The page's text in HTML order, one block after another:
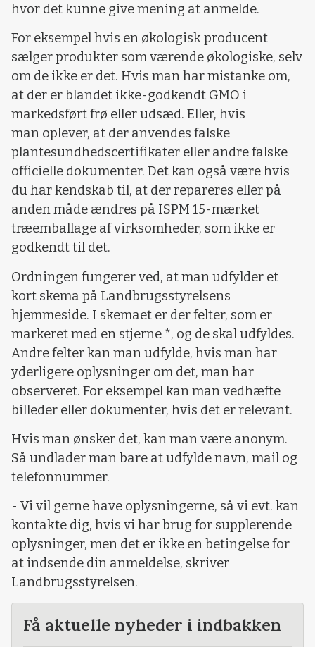
hvor det kunne give mening at anmelde.
For eksempel hvis en økologisk producent
sælger produkter som værende økologiske, selv
om de ikke er det. Hvis man har mistanke om,
at der er blandet ikke-godkendt GMO i
markedsført frø eller udsæd. Eller, hvis
man oplever, at der anvendes falske
plantesundhedscertifikater eller andre falske
officielle dokumenter. Det kan også være hvis
du har kendskab til, at der repareres eller på
anden måde ændres på ISPM 15-mærket
træemballage af virksomheder, som ikke er
godkendt til det.
Ordningen fungerer ved, at man udfylder et
kort skema på Landbrugsstyrelsens
hjemmeside. I skemaet er der felter, som er
markeret med en stjerne *, og de skal udfyldes.
Andre felter kan man udfylde, hvis man har
yderligere oplysninger om det, man har
observeret. For eksempel kan man vedhæfte
billeder eller dokumenter, hvis det er relevant.
Hvis man ønsker det, kan man være anonym.
Så undlader man bare at udfylde navn, mail og
telefonnummer.
- Vi vil gerne have oplysningerne, så vi evt. kan
kontakte dig, hvis vi har brug for supplerende
oplysninger, men det er ikke en betingelse for
at indsende din anmeldelse, skriver
Landbrugsstyrelsen.
Få aktuelle nyheder i indbakken